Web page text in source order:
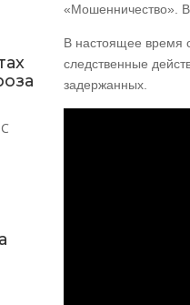
«Мошенничество».
В настоящее время
следственные
задержанных.